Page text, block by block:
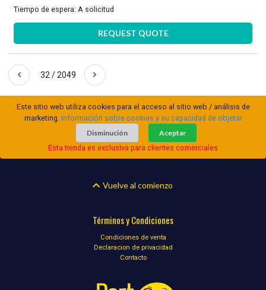
Tiempo de espera:A solicitud
REQUEST QUOTE
32 / 2049
Este sitio web utiliza cookies para el acceso al sitio web / análisis de
marketing. Información sobre cookies y su capacidad de objetar
Disminución
Aceptar
Esta tienda es exclusiva para clientes comerciales
Vuelve al comienzo
Términos y Condiciones
Condiciones de venta
Declaracion de privacidad
Contacto